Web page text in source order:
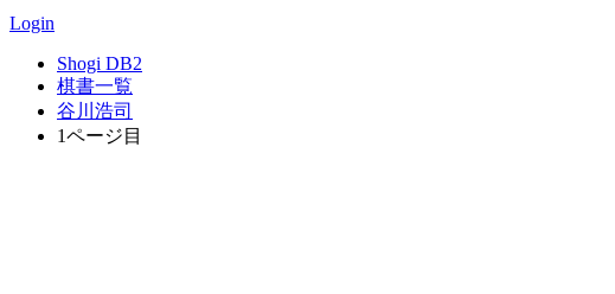
Login
Shogi DB2
棋書一覧
谷川浩司
1ページ目